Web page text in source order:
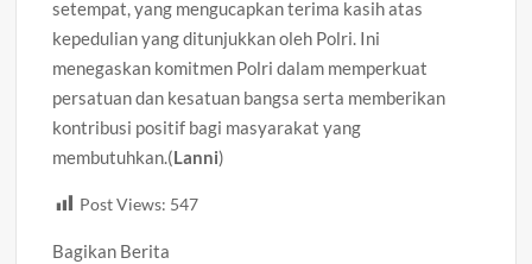
setempat, yang mengucapkan terima kasih atas
kepedulian yang ditunjukkan oleh Polri. Ini
menegaskan komitmen Polri dalam memperkuat
persatuan dan kesatuan bangsa serta memberikan
kontribusi positif bagi masyarakat yang
membutuhkan.(Lanni)
Post Views: 547
Bagikan Berita